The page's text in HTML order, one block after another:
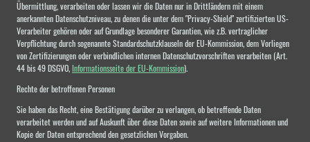
Übermittlung, verarbeiten oder lassen wir die Daten nur in Drittländern mit einem
anerkannten Datenschutzniveau, zu denen die unter dem "Privacy-Shield" zertifizierten US-
Verarbeiter gehören oder auf Grundlage besonderer Garantien, wie z.B. vertraglicher
Verpflichtung durch sogenannte Standardschutzklauseln der EU-Kommission, dem Vorliegen
von Zertifizierungen oder verbindlichen internen Datenschutzvorschriften verarbeiten (Art.
44 bis 49 DSGVO,Informationsseite der EU-Kommission).
Rechte der betroffenen Personen
Sie haben das Recht, eine Bestätigung darüber zu verlangen, ob betreffende Daten
verarbeitet werden und auf Auskunft über diese Daten sowie auf weitere Informationen und
Kopie der Daten entsprechend den gesetzlichen Vorgaben.